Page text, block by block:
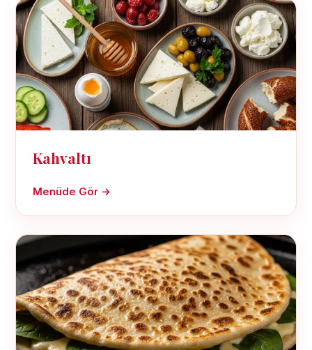
Kahvaltı
Menüde Gör →